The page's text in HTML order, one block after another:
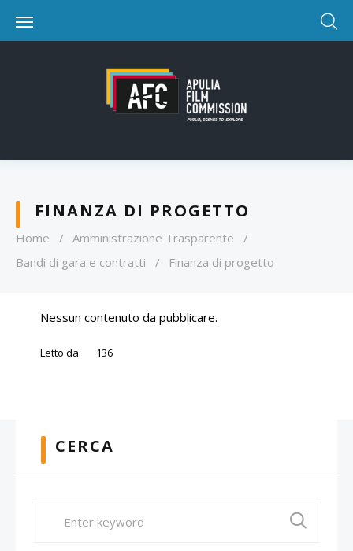
FINANZA DI PROGETTO
Home / Amministrazione Trasparente
/
Bandi di gara e contratti
/ Finanza di progetto
Nessun contenuto da pubblicare.
Letto da: 136
CERCA